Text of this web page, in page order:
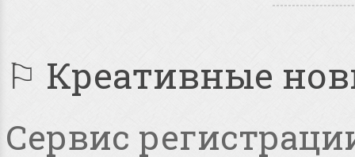
⚐ Креативные
Сервис